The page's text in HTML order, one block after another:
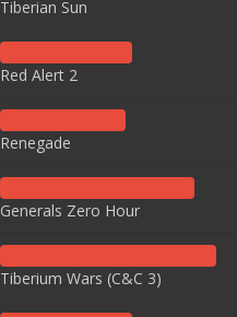
Tiberian Sun
Red Alert 2
Renegade
Generals Zero Hour
Tiberium Wars (C&C 3)